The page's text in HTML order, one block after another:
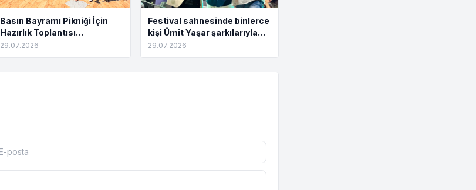
Basın Bayramı Pikniği İçin
Hazırlık Toplantısı
Tamamlandı
29.07.2026
Festival sahnesinde binlerce
kişi Ümit Yaşar şarkılarıyla
buluştu
29.07.2026